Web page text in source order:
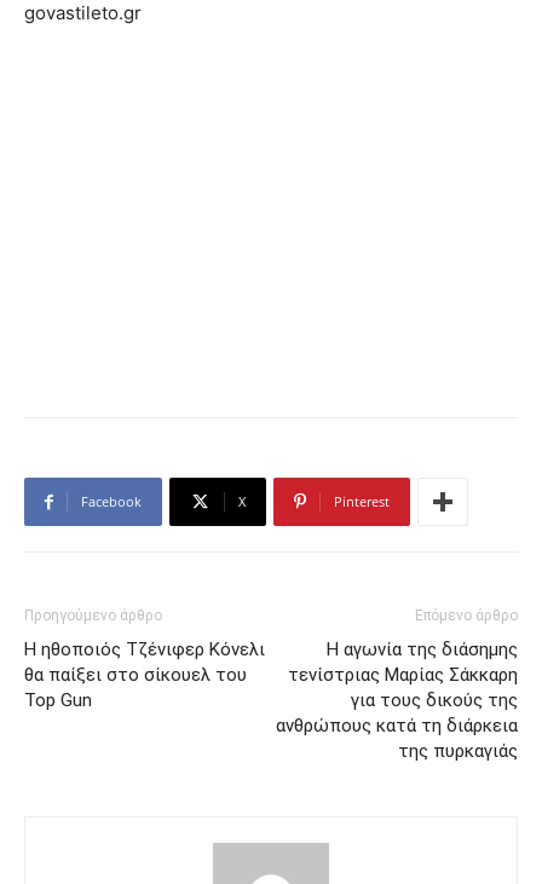
govastileto.gr
Facebook X Pinterest
Προηγούμενο άρθρο
Η ηθοποιός Τζένιφερ Κόνελι
θα παίξει στο σίκουελ του
Top Gun
Επόμενο άρθρο
Η αγωνία της διάσημης
τενίστριας Μαρίας Σάκκαρη
για τους δικούς της
ανθρώπους κατά τη διάρκεια
της πυρκαγιάς